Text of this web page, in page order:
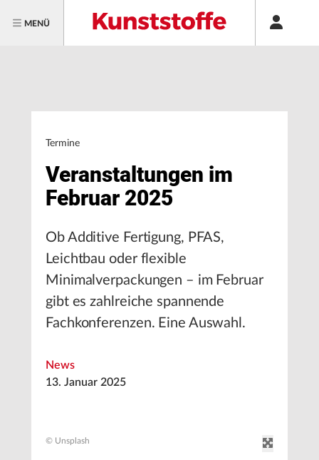
MENÜ
Termine
Veranstaltungen im
Februar 2025
Ob Additive Fertigung, PFAS,
Leichtbau oder flexible
Minimalverpackungen – im Februar
gibt es zahlreiche spannende
Fachkonferenzen. Eine Auswahl.
News
13. Januar 2025
© Unsplash